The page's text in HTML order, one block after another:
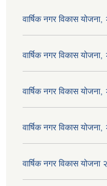
वार्षिक नगर विकास
वार्षिक नगर विकास
वार्षिक नगर विकास
वार्षिक नगर विकास
वार्षिक नगर विकास योजना